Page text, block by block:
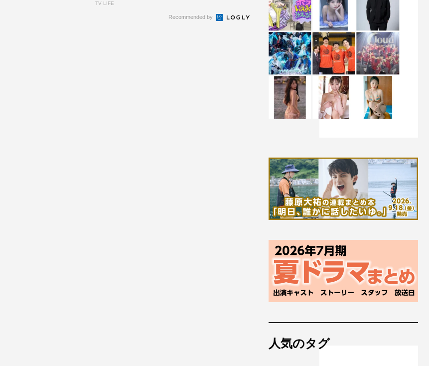
TV LIFE
Recommended by
人気のタグ